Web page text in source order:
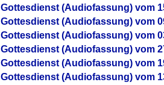
Gottesdienst (Audiofassung) vom
Gottesdienst (Audiofassung) vom
Gottesdienst (Audiofassung) vom
Gottesdienst (Audiofassung) vom
Gottesdienst (Audiofassung) vom
Gottesdienst (Audiofassung) vom